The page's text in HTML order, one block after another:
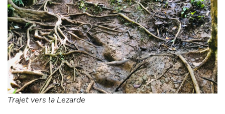
Trajet vers la Lezarde